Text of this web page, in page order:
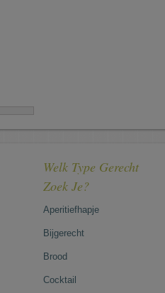
Welk Type Gerecht
Zoek Je?
Aperitiefhapje
Bijgerecht
Brood
Cocktail